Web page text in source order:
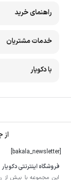
راهنمای خرید
خدمات مشتریان
با دکویار
از
[bakala_newsletter]
فروشگاه اینترنتی دکویار
این مجموعه با بيش از